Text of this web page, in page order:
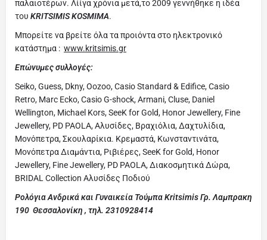
παλαιοτέρων. Λίίγα χρόνια μετά,το 2009 γεννήθηκε η ιδέα
του KRITSIMIS KOSMIMA.
Μπορείτε να βρείτε όλα τα προιόντα στο ηλεκτρονικό
κατάστημα : www.kritsimis.gr
Επώνυμες συλλογές:
Seiko, Guess, Dkny, Oozoo, Casio Standard & Edifice, Casio
Retro, Marc Ecko, Casio G-shock, Armani, Cluse, Daniel
Wellington, Michael Kors, SeeK for Gold, Honor Jewellery, Fine
Jewellery, PD PAOLΑ, Αλυσίδες, Βραχιόλια, Δαχτυλίδια,
Μονόπετρα, Σκουλαρίκια. Κρεμαστά, Κωνσταντινάτα,
Μονόπετρα Διαμάντια, Ριβιέρες, SeeK for Gold, Honor
Jewellery, Fine Jewellery, PD PAOLA, Διακοσμητικά Δώρα,
BRIDAL Collection Αλυσίδες Ποδιού
Ρολόγια Ανδρικά και Γυναικεία Τούμπα Kritsimis Γρ. Λαμπρακη
190 Θεσσαλονίκη , τηλ. 2310928414